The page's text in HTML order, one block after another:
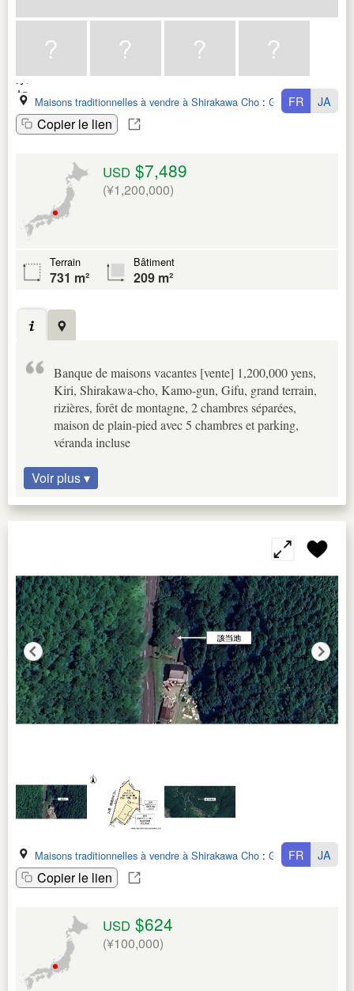
Maisons traditionnelles à vendre à Shirakawa Cho : Gifu Ken
Copier le lien
FR JA
USD $7,489
(¥1,200,000)
Terrain
731 m²
Bâtiment
209 m²
Banque de maisons vacantes [vente] 1,200,000 yens,
Kiri, Shirakawa-cho, Kamo-gun, Gifu, grand terrain,
rizières, forêt de montagne, 2 chambres séparées,
maison de plain-pied avec 5 chambres et parking,
véranda incluse
Voir plus ▾
Maisons traditionnelles à vendre à Shirakawa Cho : Gifu Ken
Copier le lien
FR JA
USD $624
(¥100,000)